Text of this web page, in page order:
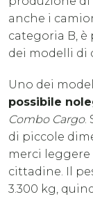
anche i
categoria B,
dei modelli di
Uno dei
possibile
Combo Cargo.
di piccole
merci
cittadine. Il
3.300 kg,